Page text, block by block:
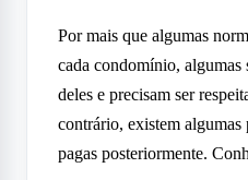
Por mais que algumas
cada condomínio, algumas
deles e precisam ser
contrário, existem algumas
pagas posteriormente.